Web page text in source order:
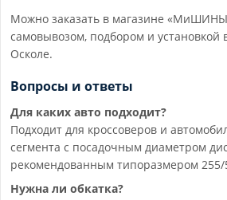
Можно заказать в магазине
самовывозом, подбором и
Осколе.
Вопросы и ответы
Для каких авто подходит?
Подходит для кроссоверов и
сегмента с посадочным диаметром
рекомендованным типоразмером 255/
Нужна ли обкатка?